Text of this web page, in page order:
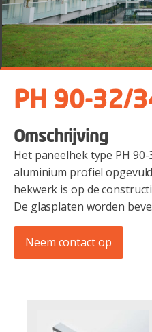
PH 90-32/
Omschrijving
Het paneelhek type PH
aluminium profiel
hekwerk is op de
De glasplaten worden
Neem contact op